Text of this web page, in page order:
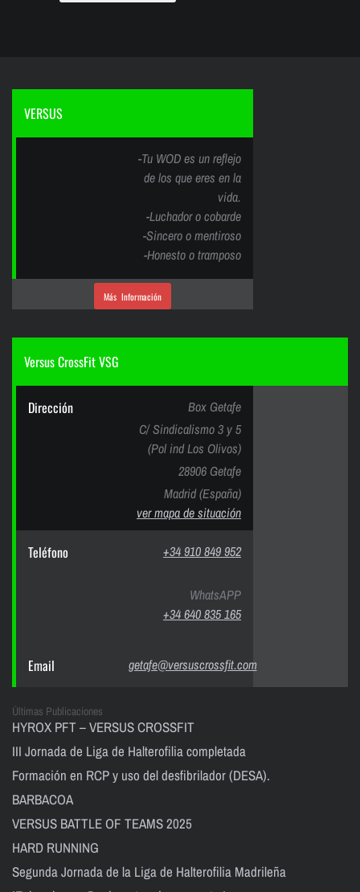
VERSUS
-Tu WOD es un reflejo
de los que eres en la
vida.
-Luchador o cobarde
-Sincero o mentiroso
-Honesto o tramposo
Más Información
Versus CrossFit VSG
Dirección
Box Getafe
C/ Sindicalismo 3 y 5
(Pol ind Los Olivos)
28906 Getafe
Madrid (España)
ver mapa de situación
Teléfono +34 910 849 952
WhatsAPP
+34 640 835 165
Email getafe@versuscrossfit.com
Últimas Publicaciones
HYROX PFT – VERSUS CROSSFIT
III Jornada de Liga de Halterofilia completada
Formación en RCP y uso del desfibrilador (DESA).
BARBACOA
VERSUS BATTLE OF TEAMS 2025
HARD RUNNING
Segunda Jornada de la Liga de Halterofilia Madrileña